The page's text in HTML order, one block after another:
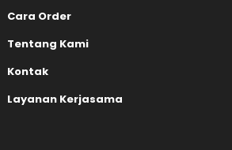
Cara Order
Tentang Kami
Kontak
Layanan Kerjasama